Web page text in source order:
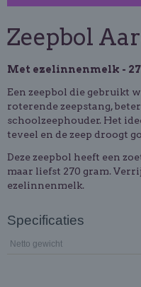
Zeepbol
Met ezelinnenmelk -
Een zeepbol die gebruikt
roterende zeepstang,
schoolzeephouder. Het
teveel en de zeep droogt
Deze zeepbol heeft een
maar liefst 270 gram.
ezelinnenmelk.
Specificaties
Netto gewicht